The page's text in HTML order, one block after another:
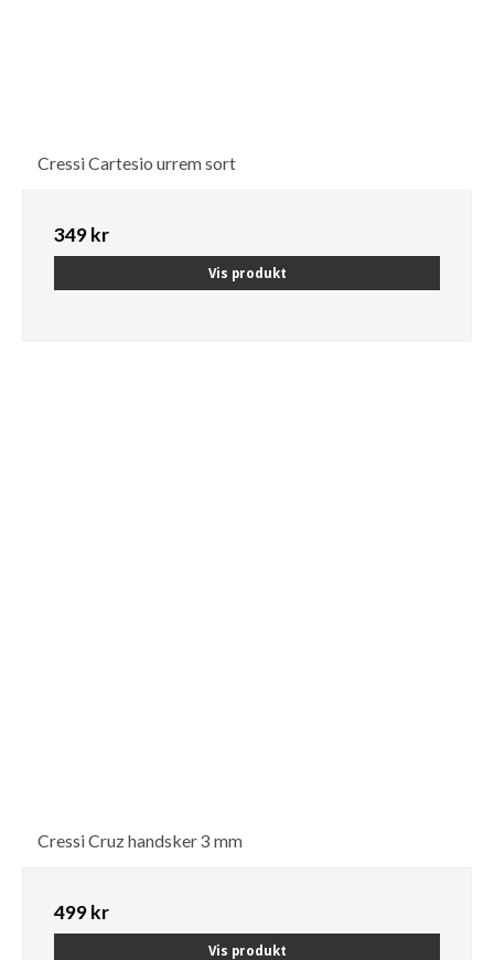
Cressi Cartesio urrem sort
349 kr
Vis produkt
Cressi Cruz handsker 3 mm
499 kr
Vis produkt